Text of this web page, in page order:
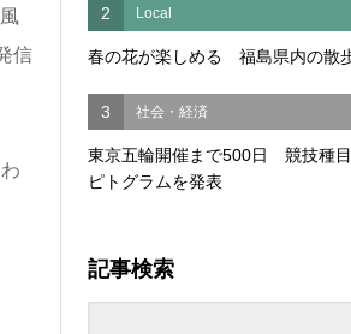
信
2 Local
春の花が楽しめる 福島県内の散
3 社会・経済
東京五輪開催まで500日 競技種
ピトグラムを発表
記事検索